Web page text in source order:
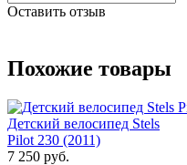
Оставить отзыв
Похожие товары
Детский велосипед Stels
Pilot 230 (2011)
7 250 руб.